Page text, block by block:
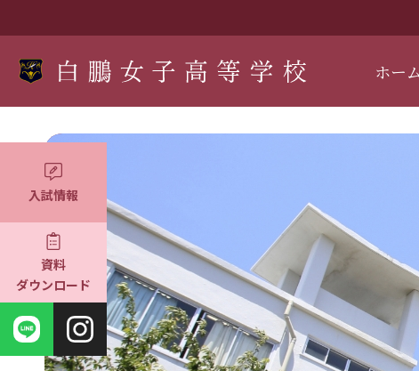
入試情報
資料
ダウンロード
ホー